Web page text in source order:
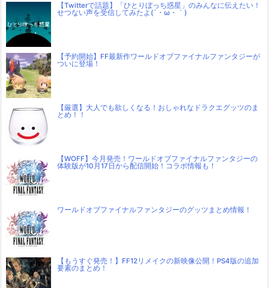
【Twitterで話題】「ひとりぼっち惑星」のみんなに伝えたい！
せつない声を受信してみたよ(´・ω・｀)
【予約開始】FF最新作ワールドオブファイナルファンタジーが
ついに登場！
【厳選】大人でも欲しくなる！おしゃれなドラクエグッツのま
とめ！！
【WOFF】今月発売！ワールドオブファイナルファンタジーの
体験版が10月17日から配信開始！コラボ情報も！
ワールドオブファイナルファンタジーのグッツまとめ情報！
【もうすぐ発売！】FF12リメイクの新映像公開！PS4版の追加
要素のまとめ！